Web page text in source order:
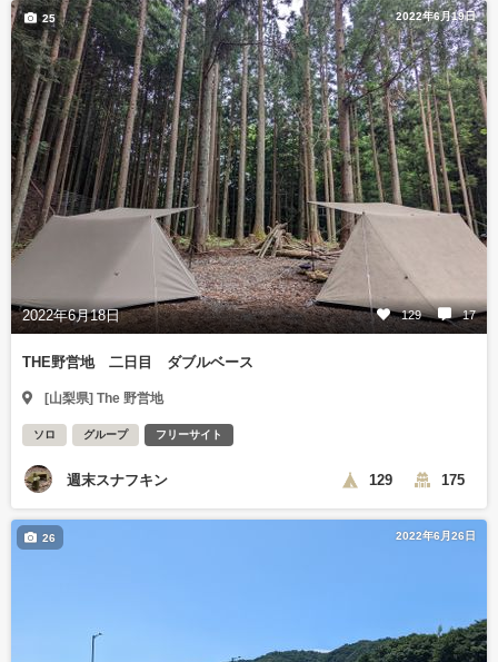
2022年6月19日
2022年6月18日 129 17
25
THE野営地 二日目 ダブルベース
[山梨県] The 野営地
ソロ グループ フリーサイト
週末スナフキン 129 175
2022年6月26日
26